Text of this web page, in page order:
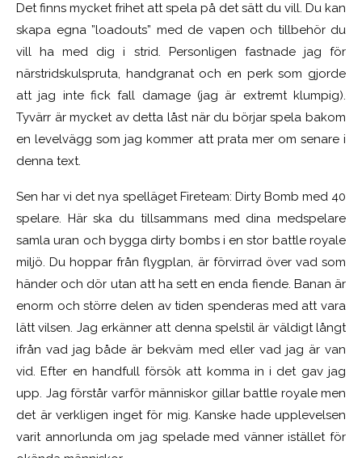
Det finns mycket frihet att spela på det sätt du vill. Du kan
skapa egna ”loadouts” med de vapen och tillbehör du
vill ha med dig i strid. Personligen fastnade jag för
närstridskulspruta, handgranat och en perk som gjorde
att jag inte fick fall damage (jag är extremt klumpig).
Tyvärr är mycket av detta låst när du börjar spela bakom
en levelvägg som jag kommer att prata mer om senare i
denna text.
Sen har vi det nya spelläget Fireteam: Dirty Bomb med 40
spelare. Här ska du tillsammans med dina medspelare
samla uran och bygga dirty bombs i en stor battle royale
miljö. Du hoppar från flygplan, är förvirrad över vad som
händer och dör utan att ha sett en enda fiende. Banan är
enorm och större delen av tiden spenderas med att vara
lätt vilsen. Jag erkänner att denna spelstil är väldigt långt
ifrån vad jag både är bekväm med eller vad jag är van
vid. Efter en handfull försök att komma in i det gav jag
upp. Jag förstår varför människor gillar battle royale men
det är verkligen inget för mig. Kanske hade upplevelsen
varit annorlunda om jag spelade med vänner istället för